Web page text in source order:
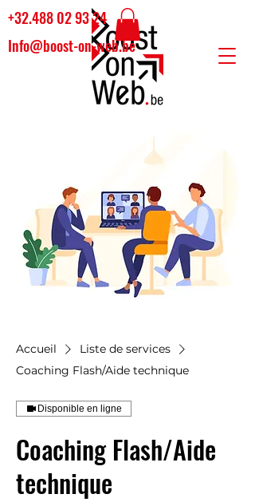
+32.488 02 93 24
Info@boost-on-web.be
Accueil
Liste de services
Coaching Flash/Aide technique
Disponible en ligne
Coaching Flash/Aide
technique